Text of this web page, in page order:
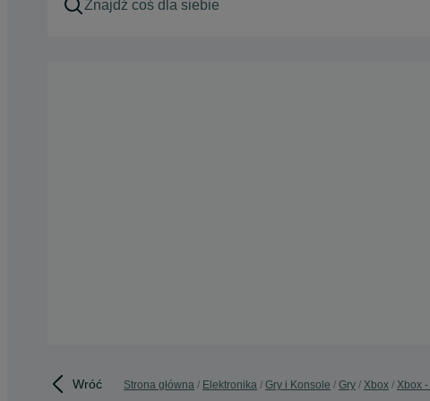
Wróć Strona główna Elektronika Gry i Konsole Gry Xbox Xbox -